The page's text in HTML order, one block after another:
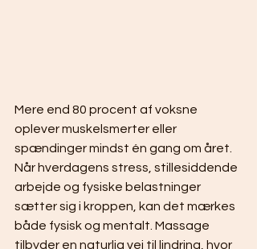
Mere end 80 procent af voksne
oplever muskelsmerter eller
spændinger mindst én gang om året.
Når hverdagens stress, stillesiddende
arbejde og fysiske belastninger
sætter sig i kroppen, kan det mærkes
både fysisk og mentalt. Massage
tilbyder en naturlig vej til lindring, hvor